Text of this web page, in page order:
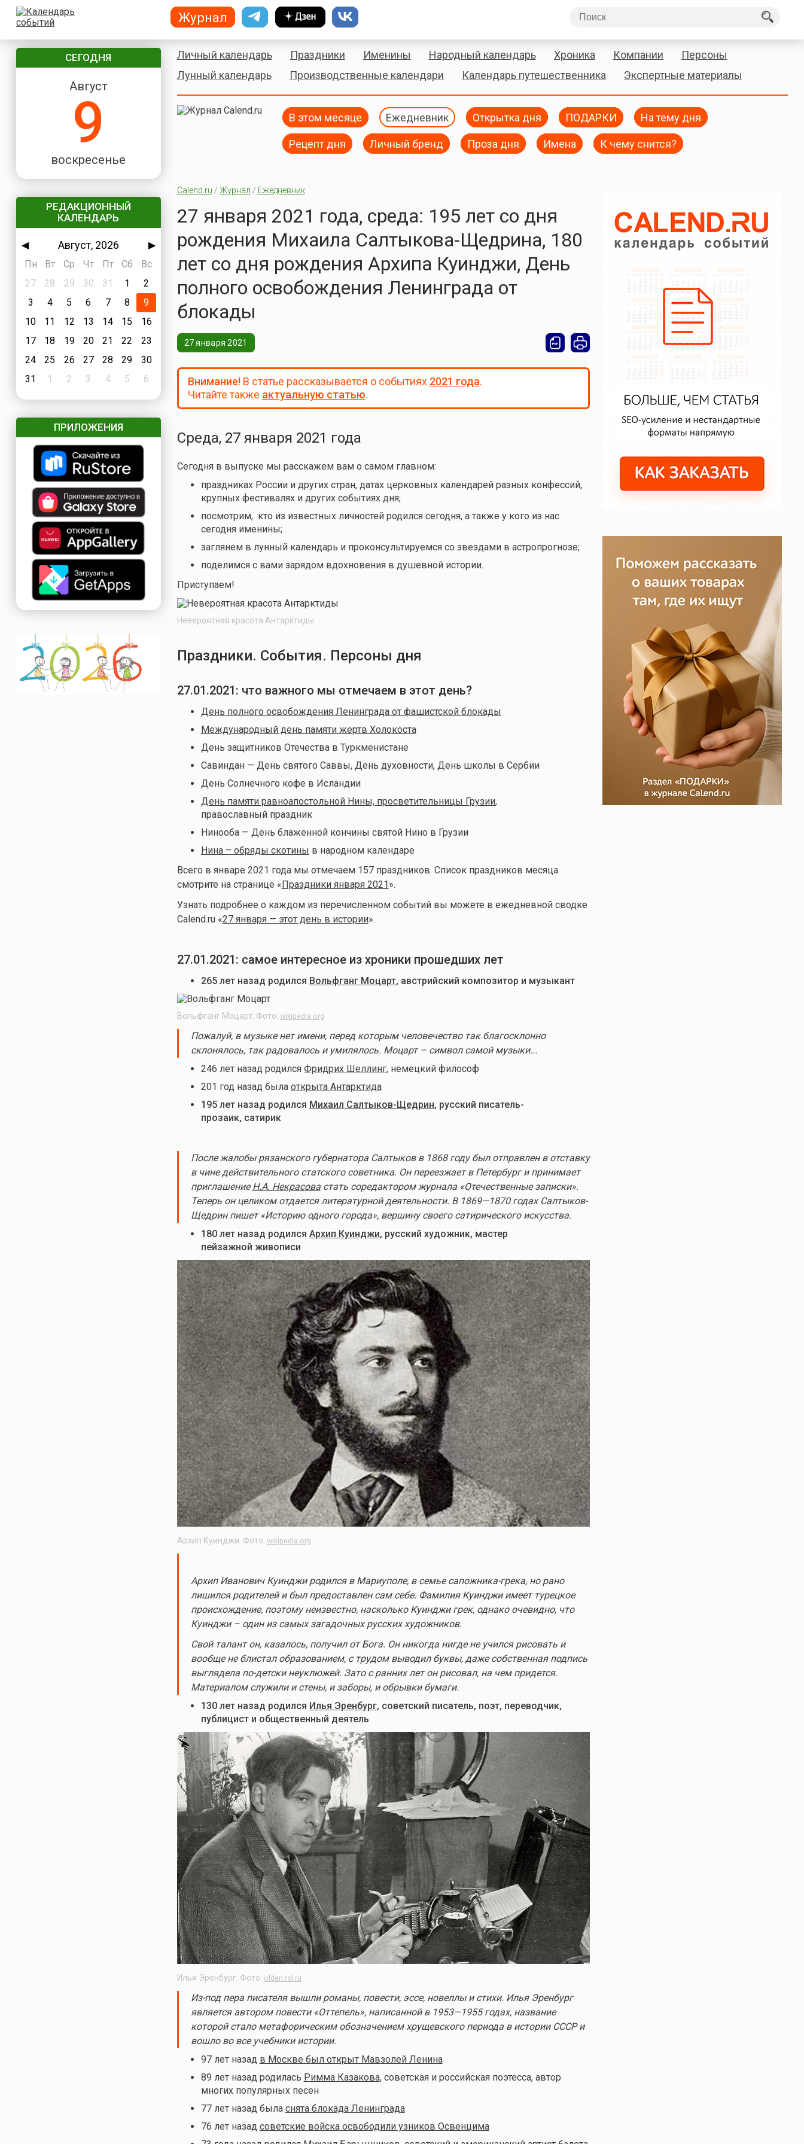
СЕГОДНЯ
Август
9
воскресенье
РЕДАКЦИОННЫЙ
КАЛЕНДАРЬ
◀ Август, 2026
▶
Пн
Вт Ср Чт Пт Сб
Вс
27
28 29 30 31 1
2
3
4 5 6 7 8
9
10
11 12 13 14 15
16
17
18 19 20 21 22
23
24
25 26 27 28 29
30
31
1 2 3 4 5 6
ПРИЛОЖЕНИЯ
Личный календарь Праздники Именины Народный календарь Хроника Компании
Персоны
Лунный календарь
Производственные календари Календарь путешественника Экспертные материалы
В этом месяце Ежедневник Открытка дня ПОДАРКИ На тему дня
Рецепт дня Личный бренд Проза дня Имена К чему снится?
Calend.ru / Журнал / Ежедневник
27 января 2021 года, среда: 195 лет со дня
рождения Михаила Салтыкова-Щедрина, 180
лет со дня рождения Архипа Куинджи, День
полного освобождения Ленинграда от
блокады
27 января 2021
Внимание!В статье рассказывается о событиях 2021 года.
Читайте также актуальную статью.
Среда, 27 января 2021 года
Сегодня в выпуске мы расскажем вам о самом главном:
праздниках России и других стран, датах церковных календарей разных конфессий,
крупных фестивалях и других событиях дня;
посмотрим, кто из известных личностей родился сегодня, а также у кого из нас
сегодня именины;
заглянем в лунный календарь и проконсультируемся со звездами в астропрогнозе;
поделимся с вами зарядом вдохновения в душевной истории.
Приступаем!
Невероятная красота Антарктиды
Праздники. События. Персоны дня
27.01.2021: что важного мы отмечаем в этот день?
День полного освобождения Ленинграда от фашистской блокады
Международный день памяти жертв Холокоста
День защитников Отечества в Туркменистане
Савиндан — День святого Саввы, День духовности, День школы в Сербии
День Солнечного кофе в Исландии
День памяти равноапостольной Нины, просветительницы Грузии,
православный праздник
Нинооба — День блаженной кончины святой Нино в Грузии
Нина – обряды скотины в народном календаре
Всего в январе 2021 года мы отмечаем 157 праздников. Список праздников месяца
смотрите на странице «Праздники января 2021».
Узнать подробнее о каждом из перечисленном событий вы можете в ежедневной сводке
Calend.ru «27 января — этот день в истории».
27.01.2021: самое интересное из хроники прошедших лет
265 лет назад родился Вольфганг Моцарт, австрийский композитор и музыкант
Вольфганг Моцарт. Фото: wikipedia.org
Пожалуй, в музыке нет имени, перед которым человечество так благосклонно
склонялось, так радовалось и умилялось. Моцарт – символ самой музыки...
246 лет назад родился Фридрих Шеллинг, немецкий философ
201 год назад была открыта Антарктида
195 лет назад родился Михаил Салтыков-Щедрин, русский писатель-
прозаик, сатирик
После жалобы рязанского губернатора Салтыков в 1868 году был отправлен в отставку
в чине действительного статского советника. Он переезжает в Петербург и принимает
приглашениеН.А. Некрасовастать соредактором журнала «Отечественные записки».
Теперь он целиком отдается литературной деятельности. В 1869—1870 годах Салтыков-
Щедрин пишет «Историю одного города», вершину своего сатирического искусства.
180 лет назад родился Архип Куинджи, русский художник, мастер
пейзажной живописи
Архип Куинджи. Фото: wikipedia.org
Архип Иванович Куинджи родился в Мариуполе, в семье сапожника-грека, но рано
лишился родителей и был предоставлен сам себе. Фамилия Куинджи имеет турецкое
происхождение, поэтому неизвестно, насколько Куинджи грек, однако очевидно, что
Куинджи – один из самых загадочных русских художников.
Свой талант он, казалось, получил от Бога. Он никогда нигде не учился рисовать и
вообще не блистал образованием, с трудом выводил буквы, даже собственная подпись
выглядела по-детски неуклюжей. Зато с ранних лет он рисовал, на чем придется.
Материалом служили и стены, и заборы, и обрывки бумаги.
130 лет назад родился Илья Эренбург, советский писатель, поэт, переводчик,
публицист и общественный деятель
Илья Эренбург. Фото: olden.rsl.ru
Из-под пера писателя вышли романы, повести, эссе, новеллы и стихи. Илья Эренбург
является автором повести «Оттепель», написанной в 1953—1955 годах, название
которой стало метафорическим обозначением хрущевского периода в истории СССР и
вошло во все учебники истории.
97 лет назад в Москве был открыт Мавзолей Ленина
89 лет назад родилась Римма Казакова, советская и российская поэтесса, автор
многих популярных песен
77 лет назад была снята блокада Ленинграда
76 лет назад советские войска освободили узников Освенцима
Журнал